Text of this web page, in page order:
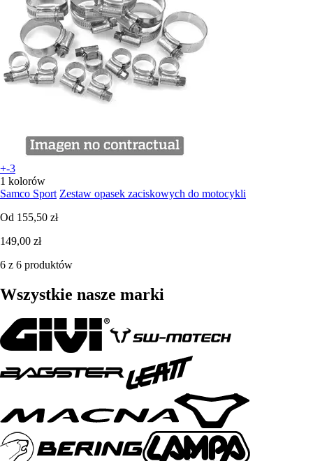
+-3
1 kolorów
Samco Sport Zestaw opasek zaciskowych do motocykli
Od 155,50 zł
149,00 zł
6 z 6 produktów
Wszystkie nasze marki